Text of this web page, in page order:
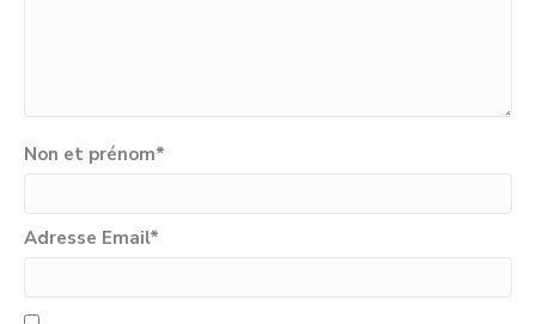
Non et prénom*
Adresse Email*